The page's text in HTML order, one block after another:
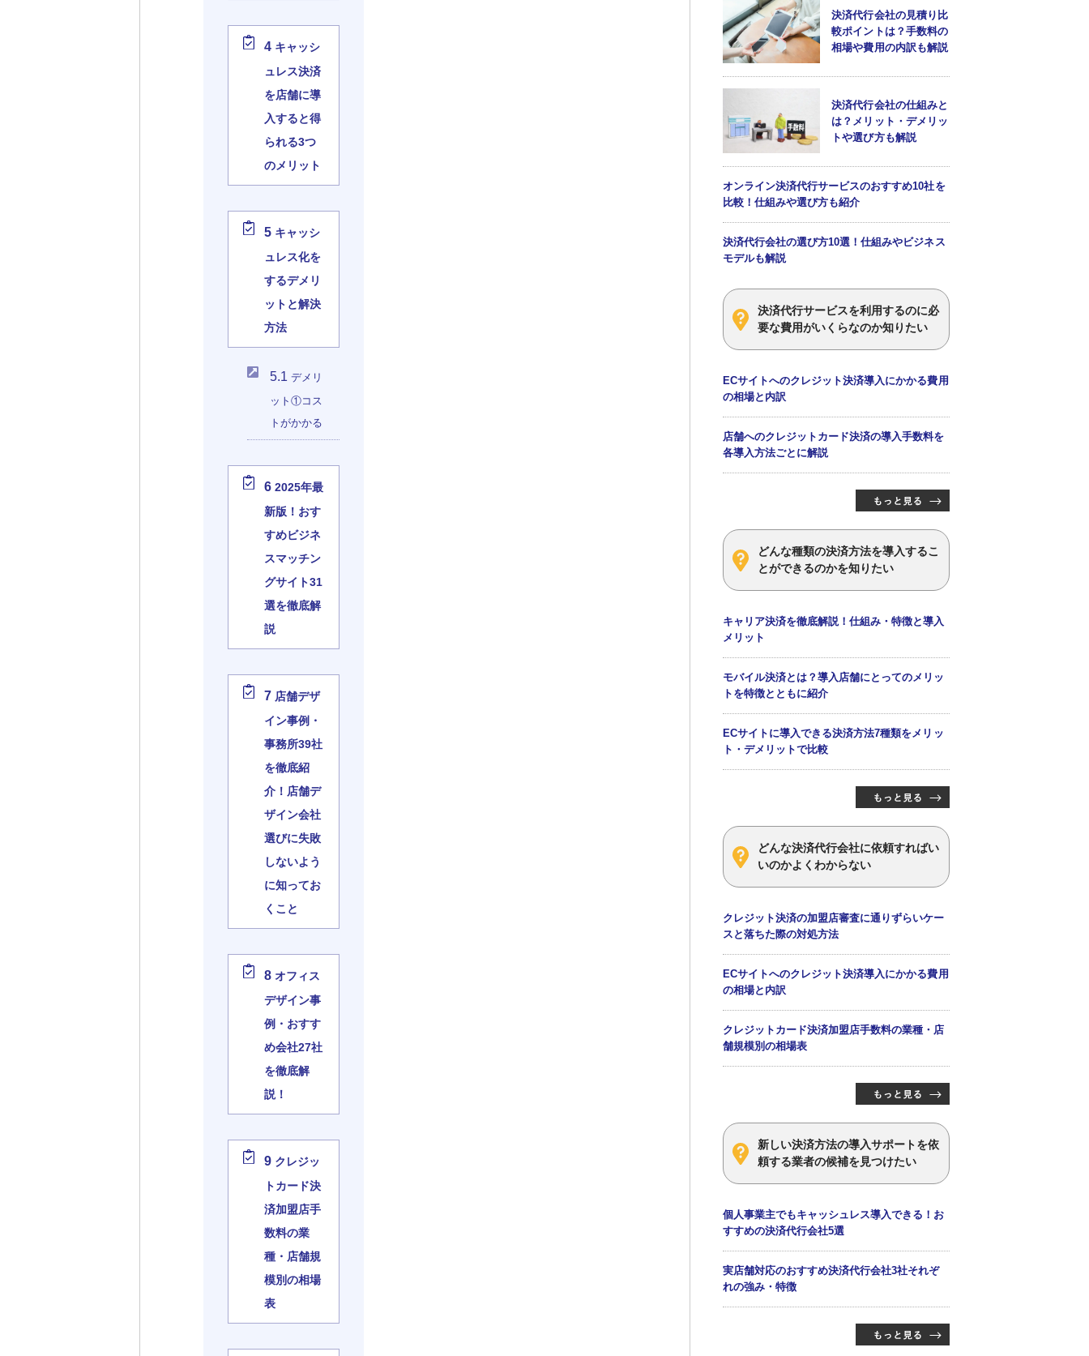
4キャッシ
ュレス決済
を店舗に導
入すると得
られる3つ
のメリット
5キャッシ
ュレス化を
するデメリ
ットと解決
方法
5.1 デメリ
ット①コス
トがかかる
62025年最
新版！おす
すめビジネ
スマッチン
グサイト31
選を徹底解
説
7店舗デザ
イン事例・
事務所39社
を徹底紹
介！店舗デ
ザイン会社
選びに失敗
しないよう
に知ってお
くこと
8オフィス
デザイン事
例・おすす
め会社27社
を徹底解
説！
9クレジッ
トカード決
済加盟店手
数料の業
種・店舗規
模別の相場
表
決済代行会社の見積り比
較ポイントは？手数料の
相場や費用の内訳も解説
決済代行会社の仕組みと
は？メリット・デメリッ
トや選び方も解説
オンライン決済代行サービスのおすすめ10社を
比較！仕組みや選び方も紹介
決済代行会社の選び方10選！仕組みやビジネス
モデルも解説
決済代行サービスを利用するのに必
要な費用がいくらなのか知りたい
ECサイトへのクレジット決済導入にかかる費用
の相場と内訳
店舗へのクレジットカード決済の導入手数料を
各導入方法ごとに解説
どんな種類の決済方法を導入するこ
とができるのかを知りたい
キャリア決済を徹底解説！仕組み・特徴と導入
メリット
モバイル決済とは？導入店舗にとってのメリッ
トを特徴とともに紹介
ECサイトに導入できる決済方法7種類をメリッ
ト・デメリットで比較
どんな決済代行会社に依頼すればい
いのかよくわからない
クレジット決済の加盟店審査に通りずらいケー
スと落ちた際の対処方法
ECサイトへのクレジット決済導入にかかる費用
の相場と内訳
クレジットカード決済加盟店手数料の業種・店
舗規模別の相場表
新しい決済方法の導入サポートを依
頼する業者の候補を見つけたい
個人事業主でもキャッシュレス導入できる！お
すすめの決済代行会社5選
実店舗対応のおすすめ決済代行会社3社それぞ
れの強み・特徴